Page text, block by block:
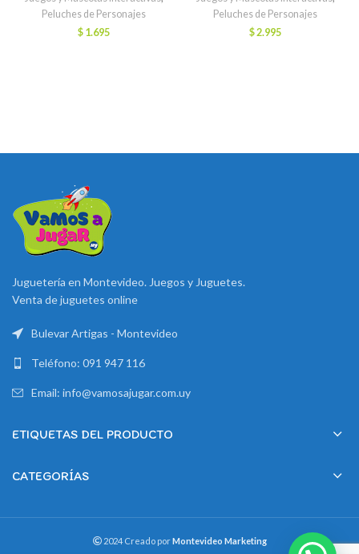
Peluches de Personajes
$ 1.695
Peluches de Personajes
$2.995
Juguetería en Montevideo. Juegos y Juguetes.
Venta de juguetes online
Bulevar Artigas - Montevideo
Teléfono: 091 947 116
Email: info@vamosajugar.com.uy
ETIQUETAS DEL PRODUCTO
CATEGORÍAS
2024 Creado porMontevideo Marketing